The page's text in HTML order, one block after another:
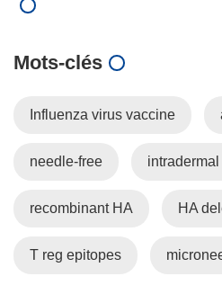
Mots‑clés
Influenza virus vaccine
needle-free
recombinant HA HA
T reg epitopes